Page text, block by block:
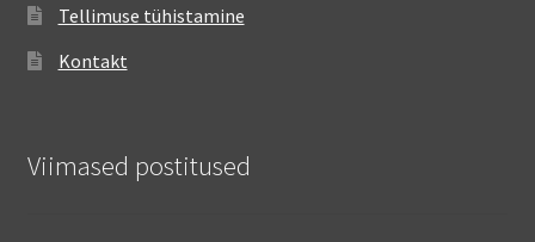
Tellimuse tühistamine
Kontakt
Viimased postitused